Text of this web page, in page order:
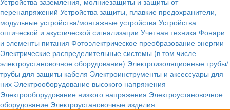
перенапряжений Устройства защиты, плавкие предохранители,
модульные устройства/монтажные устройства Устройства
оптической и акустической сигнализации Учетная техника Фонари
и элементы питания Фотоэлектрическое преобразование энергии
Электрические распределительные системы (в том числе
электроустановочное оборудование) Электроизоляционные трубы/
трубы для защиты кабеля Электроинструменты и аксессуары для
них Электрооборудование высокого напряжения
Электрооборудование низкого напряжения Электроустановочное
оборудование Электроустановочные изделия